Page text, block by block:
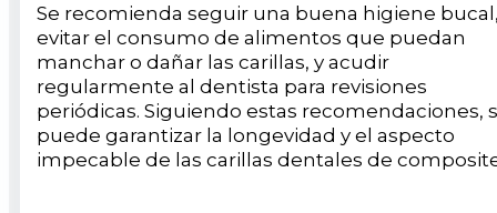
Se recomienda seguir una buena higiene
evitar el consumo de alimentos que puedan
manchar o dañar las carillas, y acudir
regularmente al dentista para revisiones
periódicas. Siguiendo estas recomendaciones,
puede garantizar la longevidad y el aspecto
impecable de las carillas dentales de